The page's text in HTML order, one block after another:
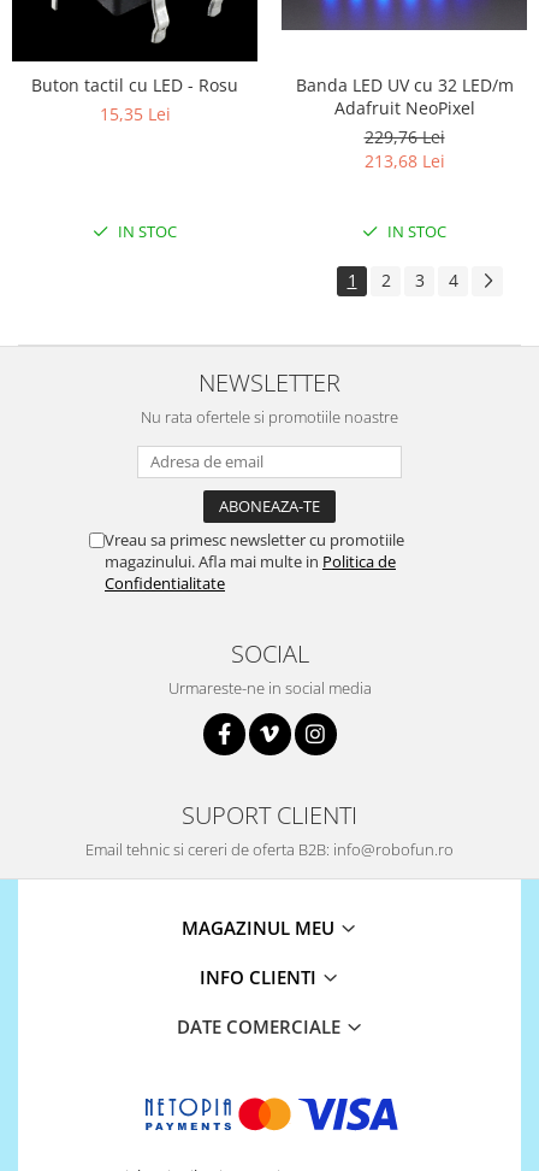
Buton tactil cu LED - Rosu
15,35 Lei
IN STOC
Banda LED UV cu 32 LED/m
Adafruit NeoPixel
229,76 Lei
213,68 Lei
IN STOC
1 2 3 4
NEWSLETTER
Nu rata ofertele si promotiile noastre
Vreau sa primesc newsletter cu promotiile
magazinului. Afla mai multe in Politica de
Confidentialitate
SOCIAL
Urmareste-ne in social media
SUPORT CLIENTI
Email tehnic si cereri de oferta B2B: info@robofun.ro
MAGAZINUL MEU
INFO CLIENTI
DATE COMERCIALE